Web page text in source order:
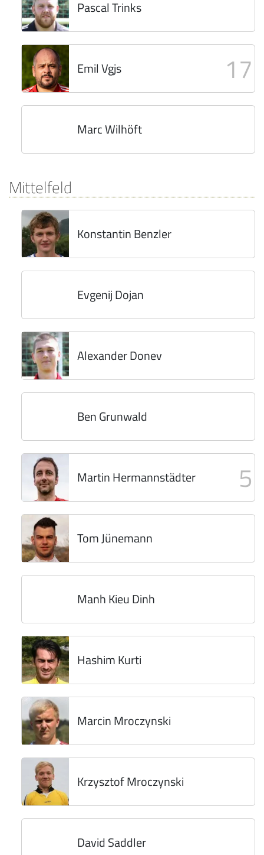
Pascal Trinks
Emil Vgjs 17
Marc Wilhöft
Mittelfeld
Konstantin Benzler
Evgenij Dojan
Alexander Donev
Ben Grunwald
Martin Hermannstädter 5
Tom Jünemann
Manh Kieu Dinh
Hashim Kurti
Marcin Mroczynski
Krzysztof Mroczynski
David Saddler